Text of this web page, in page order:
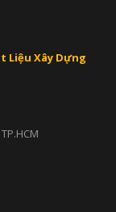
Liệu Xây Dựng